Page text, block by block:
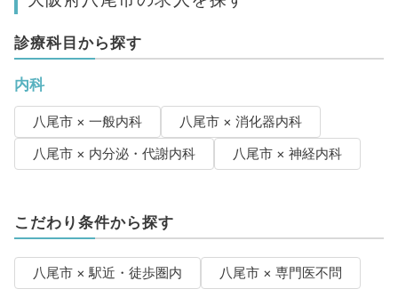
診療科目から探す
内科
八尾市 × 一般内科
八尾市 × 消化器内科
八尾市 × 内分泌・代謝内科
八尾市 × 神経内科
こだわり条件から探す
八尾市 × 駅近・徒歩圏内 八尾市 × 専門医不問